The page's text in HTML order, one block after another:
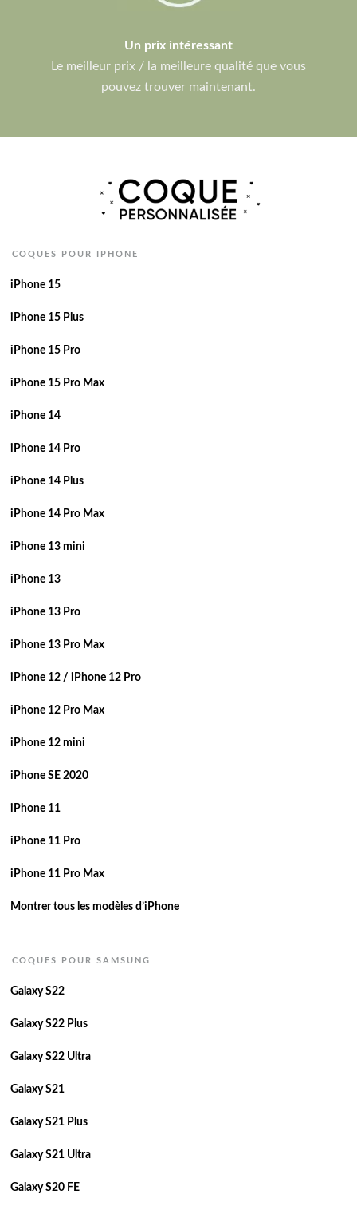
Un prix intéressant
Le meilleur prix / la meilleure qualité que vous
pouvez trouver maintenant.
COQUES POUR IPHONE
iPhone 15
iPhone 15 Plus
iPhone 15 Pro
iPhone 15 Pro Max
iPhone 14
iPhone 14 Pro
iPhone 14 Plus
iPhone 14 Pro Max
iPhone 13 mini
iPhone 13
iPhone 13 Pro
iPhone 13 Pro Max
iPhone 12 / iPhone 12 Pro
iPhone 12 Pro Max
iPhone 12 mini
iPhone SE 2020
iPhone 11
iPhone 11 Pro
iPhone 11 Pro Max
Montrer tous les modèles d’iPhone
COQUES POUR SAMSUNG
Galaxy S22
Galaxy S22 Plus
Galaxy S22 Ultra
Galaxy S21
Galaxy S21 Plus
Galaxy S21 Ultra
Galaxy S20 FE